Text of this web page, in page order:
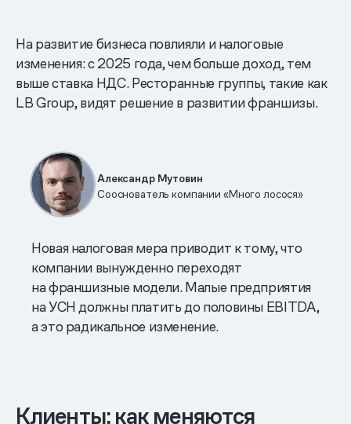
На развитие бизнеса повлияли и налоговые
изменения: с 2025 года, чем больше доход, тем
выше ставка НДС. Ресторанные группы, такие как
LB Group, видят решение в развитии франшизы.
Александр Мутовин
Сооснователь компании «Много лосося»
Новая налоговая мера приводит к тому, что
компании вынужденно переходят
на франшизные модели. Малые предприятия
на УСН должны платить до половины EBITDA,
а это радикальное изменение.
Клиенты: как меняются